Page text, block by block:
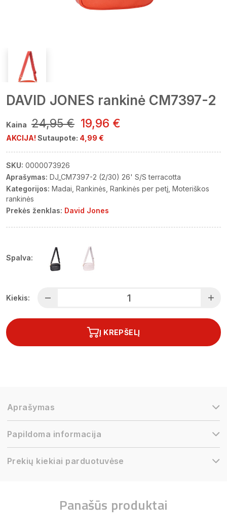
DAVID JONES rankinė CM7397-2
Kaina 24,95 € 19,96 €
AKCIJA! Sutaupote: 4,99 €
SKU: 0000073926
Aprašymas: DJ_CM7397-2 (2/30) 26' S/S terracotta
Kategorijos: Madai Rankinės Rankinės per petį Moteriškos
rankinės
Prekės ženklas: David Jones
Spalva:
Kiekis:
Į KREPŠELĮ
Aprašymas
Papildoma informacija
Prekių kiekiai parduotuvėse
Panašūs produktai